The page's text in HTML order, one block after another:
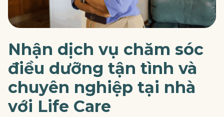
Nhận dịch vụ chăm sóc
điều dưỡng tận tình và
chuyên nghiệp tại nhà
với Life Care